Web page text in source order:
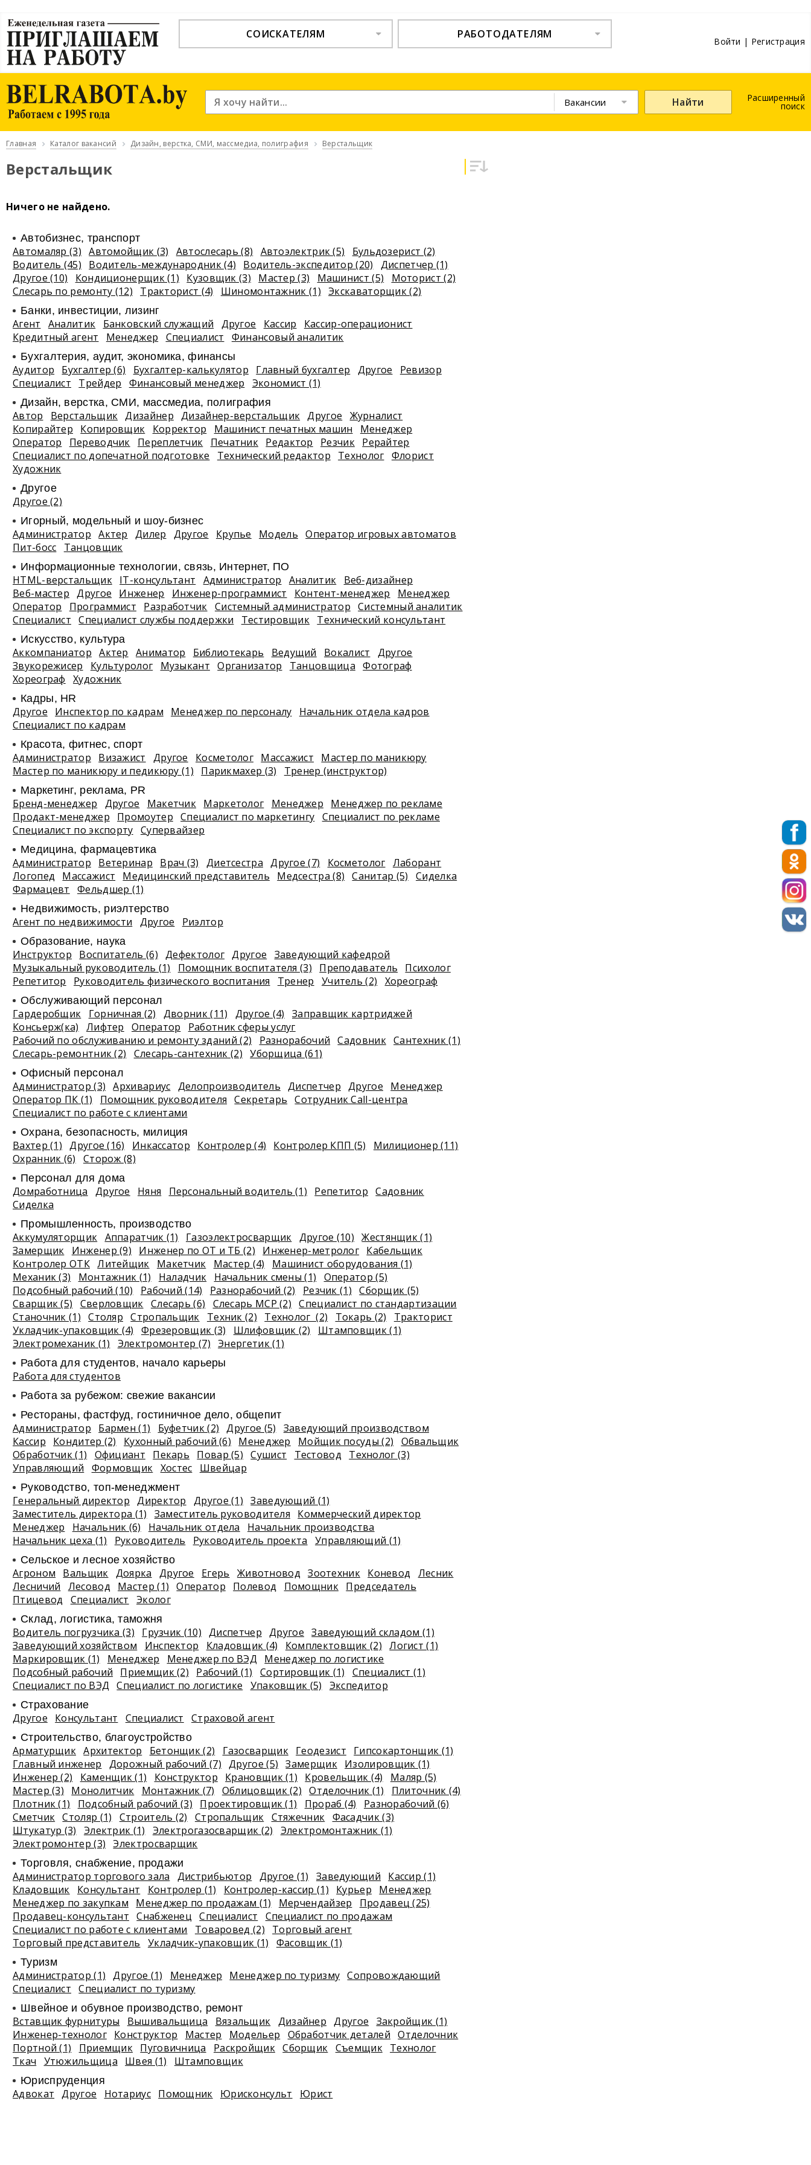
СОИСКАТЕЛЯМ РАБОТОДАТЕЛЯМ
Войти | Регистрация
Вакансии Найти Расширенный
поиск
Главная Каталог вакансий Дизайн, верстка, СМИ, массмедиа, полиграфия Верстальщик
Верстальщик
Ничего не найдено.
Автобизнес, транспорт
Автомаляр (3) Автомойщик (3) Автослесарь (8) Автоэлектрик (5)
Бульдозерист (2)
Водитель (45)
Водитель-международник (4) Водитель-экспедитор (20)
Диспетчер (1)
Другое (10)
Кондиционерщик (1) Кузовщик (3) Мастер (3) Машинист (5)
Моторист (2)
Слесарь по ремонту (12)
Тракторист (4) Шиномонтажник (1) Экскаваторщик (2)
Банки, инвестиции, лизинг
Агент Аналитик Банковский служащий Другое Кассир
Кассир-операционист
Кредитный агент
Менеджер Специалист Финансовый аналитик
Бухгалтерия, аудит, экономика, финансы
Аудитор Бухгалтер (6) Бухгалтер-калькулятор Главный бухгалтер Другое
Ревизор
Специалист
Трейдер Финансовый менеджер Экономист (1)
Дизайн, верстка, СМИ, массмедиа, полиграфия
Автор Верстальщик Дизайнер Дизайнер-верстальщик Другое
Журналист
Копирайтер
Копировщик Корректор Машинист печатных машин
Менеджер
Оператор
Переводчик Переплетчик Печатник Редактор Резчик Рерайтер
Специалист по допечатной подготовке
Технический редактор Технолог Флорист
Художник
Другое
Другое (2)
Игорный, модельный и шоу-бизнес
Администратор Актер Дилер Другое Крупье Модель
Оператор игровых автоматов
Пит-босс
Танцовщик
Информационные технологии, связь, Интернет, ПО
HTML-верстальщик IT-консультант Администратор Аналитик
Веб-дизайнер
Веб-мастер
Другое Инженер Инженер-программист Контент-менеджер
Менеджер
Оператор
Программист Разработчик Системный администратор Системный аналитик
Специалист
Специалист службы поддержки Тестировщик Технический консультант
Искусство, культура
Аккомпаниатор Актер Аниматор Библиотекарь Ведущий Вокалист
Другое
Звукорежисер
Культуролог Музыкант Организатор Танцовщица
Фотограф
Хореограф
Художник
Кадры, HR
Другое Инспектор по кадрам Менеджер по персоналу
Начальник отдела кадров
Специалист по кадрам
Красота, фитнес, спорт
Администратор Визажист Другое Косметолог Массажист
Мастер по маникюру
Мастер по маникюру и педикюру (1)
Парикмахер (3) Тренер (инструктор)
Маркетинг, реклама, PR
Бренд-менеджер Другое Макетчик Маркетолог Менеджер
Менеджер по рекламе
Продакт-менеджер
Промоутер Специалист по маркетингу Специалист по рекламе
Специалист по экспорту Супервайзер
Медицина, фармацевтика
Администратор Ветеринар Врач (3) Диетсестра Другое (7) Косметолог Лаборант
Логопед
Массажист Медицинский представитель Медсестра (8) Санитар (5)
Сиделка
Фармацевт
Фельдшер (1)
Недвижимость, риэлтeрство
Агент по недвижимости Другое Риэлтор
Образование, наука
Инструктор Воспитатель (6) Дефектолог Другое
Заведующий кафедрой
Музыкальный руководитель (1)
Помощник воспитателя (3) Преподаватель
Психолог
Репетитор
Руководитель физического воспитания Тренер Учитель (2) Хореограф
Обслуживающий персонал
Гардеробщик Горничная (2) Дворник (11) Другое (4)
Заправщик картриджей
Консьерж(ка)
Лифтер Оператор
Работник сферы услуг
Рабочий по обслуживанию и ремонту зданий (2)
Разнорабочий Садовник Сантехник (1)
Слесарь-ремонтник (2)
Слесарь-сантехник (2) Уборщица (61)
Офисный персонал
Администратор (3) Архивариус Делопроизводитель Диспетчер Другое
Менеджер
Оператор ПК (1)
Помощник руководителя Секретарь
Сотрудник Call-центра
Специалист по работе с клиентами
Охрана, безопасность, милиция
Вахтер (1) Другое (16) Инкассатор Контролер (4) Контролер КПП (5)
Милиционер (11)
Охранник (6)
Сторож (8)
Персонал для дома
Домработница Другое Няня Персональный водитель (1) Репетитор
Садовник
Сиделка
Промышленность, производство
Аккумуляторщик Аппаратчик (1) Газоэлектросварщик Другое (10)
Жестянщик (1)
Замерщик
Инженер (9) Инженер по ОТ и ТБ (2) Инженер-метролог Кабельщик
Контролер ОТК Литейщик Макетчик Мастер (4)
Машинист оборудования (1)
Механик (3)
Монтажник (1) Наладчик Начальник смены (1)
Оператор (5)
Подсобный рабочий (10)
Рабочий (14) Разнорабочий (2) Резчик (1)
Сборщик (5)
Сварщик (5)
Сверловщик Слесарь (6) Слесарь МСР (2)
Специалист по стандартизации
Станочник (1)
Столяр Стропальщик Техник (2) Технолог (2) Токарь (2)
Тракторист
Укладчик-упаковщик (4)
Фрезеровщик (3) Шлифовщик (2)
Штамповщик (1)
Электромеханик (1)
Электромонтер (7) Энергетик (1)
Работа для студентов, начало карьеры
Работа для студентов
Работа за рубежом: свежие вакансии
Рестораны, фастфуд, гостиничное дело, общепит
Администратор Бармен (1) Буфетчик (2) Другое (5)
Заведующий производством
Кассир
Кондитер (2) Кухонный рабочий (6) Менеджер Мойщик посуды (2)
Обвальщик
Обработчик (1)
Официант Пекарь Повар (5) Сушист Тестовод
Технолог (3)
Управляющий
Формовщик Хостес Швейцар
Руководство, топ-менеджмент
Генеральный директор Директор Другое (1)
Заведующий (1)
Заместитель директора (1)
Заместитель руководителя
Коммерческий директор
Менеджер
Начальник (6) Начальник отдела
Начальник производства
Начальник цеха (1)
Руководитель Руководитель проекта Управляющий (1)
Сельское и лесное хозяйство
Агроном Вальщик Доярка Другое Егерь Животновод Зоотехник Коневод
Лесник
Лесничий
Лесовод Мастер (1) Оператор Полевод Помощник Председатель
Птицевод
Специалист Эколог
Склад, логистика, таможня
Водитель погрузчика (3) Грузчик (10) Диспетчер Другое
Заведующий складом (1)
Заведующий хозяйством
Инспектор Кладовщик (4) Комплектовщик (2)
Логист (1)
Маркировщик (1)
Менеджер Менеджер по ВЭД
Менеджер по логистике
Подсобный рабочий
Приемщик (2) Рабочий (1) Сортировщик (1)
Специалист (1)
Специалист по ВЭД
Специалист по логистике Упаковщик (5) Экспедитор
Страхование
Другое Консультант Специалист Страховой агент
Строительство, благоустройство
Арматурщик Архитектор Бетонщик (2) Газосварщик Геодезист
Гипсокартонщик (1)
Главный инженер
Дорожный рабочий (7) Другое (5) Замерщик Изолировщик (1)
Инженер (2)
Каменщик (1) Конструктор Крановщик (1) Кровельщик (4)
Маляр (5)
Мастер (3)
Монолитчик Монтажник (7) Облицовщик (2) Отделочник (1)
Плиточник (4)
Плотник (1)
Подсобный рабочий (3) Проектировщик (1) Прораб (4)
Разнорабочий (6)
Сметчик Столяр (1) Строитель (2) Стропальщик Стяжечник Фасадчик (3)
Штукатур (3)
Электрик (1) Электрогазосварщик (2)
Электромонтажник (1)
Электромонтер (3)
Электросварщик
Торговля, снабжение, продажи
Администратор торгового зала Дистрибьютор Другое (1) Заведующий
Кассир (1)
Кладовщик
Консультант Контролер (1) Контролер-кассир (1) Курьер
Менеджер
Менеджер по закупкам
Менеджер по продажам (1) Мерчендайзер
Продавец (25)
Продавец-консультант
Снабженец Специалист
Специалист по продажам
Специалист по работе с клиентами
Товаровед (2)
Торговый агент
Торговый представитель
Укладчик-упаковщик (1) Фасовщик (1)
Туризм
Администратор (1) Другое (1) Менеджер Менеджер по туризму Сопровождающий
Специалист
Специалист по туризму
Швейное и обувное производство, ремонт
Вставщик фурнитуры Вышивальщица Вязальщик Дизайнер Другое
Закройщик (1)
Инженер-технолог Конструктор Мастер Модельер Обработчик деталей
Отделочник
Портной (1)
Приемщик Пуговичница Раскройщик Сборщик Съемщик Технолог
Ткач
Утюжильщица Швея (1) Штамповщик
Юриспруденция
Адвокат Другое Нотариус Помощник Юрисконсульт Юрист